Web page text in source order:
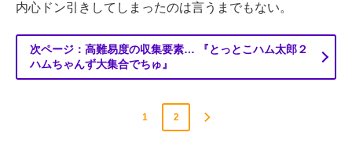
内心ドン引きしてしまったのは言うまでもない。
次ページ：高難易度の収集要素… 『とっとこハム太郎２
ハムちゃんず大集合でちゅ』
1 2